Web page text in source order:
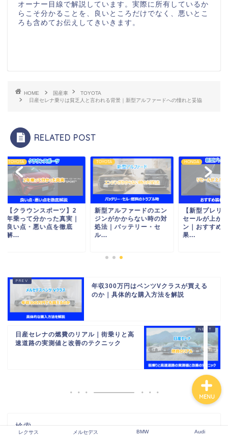
オーナー目線で解説しています。実際に所有しているか
らこそ分かることを、良いところだけでなく、悪いとこ
ろも含めてお伝えしてきいきます。
HOME 国産車
TOYOTA
日産セレナ乗りは貧乏人と言われる背景｜新型アルファードへの憧れと妥協
RELATED POST
ラウンスポーツ】2
って分かった真実｜
点・悪い点を徹底
TOYOTA
新型アルファードのエン
ジンがかからない時の対
処法｜バッテリー・セ
HONDA
【新型プレリュード
セールが上がるオプ
ン｜おすすめ装備と
年収300万円はベンツVクラスが買える
のか｜具体的な購入方法を解説
日産セレナの燃費のリアル｜街乗りと高
速道路の実測値と改善のテクニック
検索
レクサス メルセデス BMW Audi
MENU
メルセデス
Audi